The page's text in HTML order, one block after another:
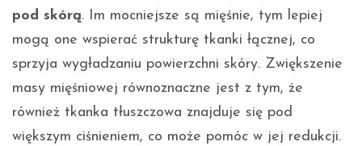
pod skórą. Im mocniejsze są mięśnie, tym lepiej
mogą one wspierać strukturę tkanki łącznej, co
sprzyja wygładzaniu powierzchni skóry. Zwiększenie
masy mięśniowej równoznaczne jest z tym, że
również tkanka tłuszczowa znajduje się pod
większym ciśnieniem, co może pomóc w jej redukcji.